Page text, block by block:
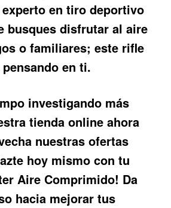
en tiro deportivo
busques disfrutar al aire
o familiares; este rifle
en ti.
investigando más
tienda online ahora
nuestras ofertas
hoy mismo con tu
Aire Comprimido! Da
hacia mejorar tus